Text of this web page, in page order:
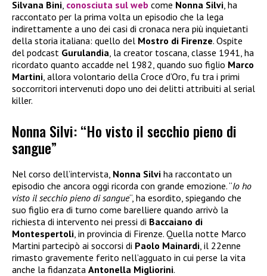
Silvana Bini, conosciuta sul web come Nonna Silvi, ha
raccontato per la prima volta un episodio che la lega
indirettamente a uno dei casi di cronaca nera più inquietanti
della storia italiana: quello del Mostro di Firenze. Ospite
del podcast Gurulandia, la creator toscana, classe 1941, ha
ricordato quanto accadde nel 1982, quando suo figlio Marco
Martini, allora volontario della Croce d’Oro, fu tra i primi
soccorritori intervenuti dopo uno dei delitti attribuiti al serial
killer.
Nonna Silvi: “Ho visto il secchio pieno di
sangue”
Nel corso dell’intervista, Nonna Silvi ha raccontato un
episodio che ancora oggi ricorda con grande emozione. “Io ho
visto il secchio pieno di sangue“, ha esordito, spiegando che
suo figlio era di turno come barelliere quando arrivò la
richiesta di intervento nei pressi di Baccaiano di
Montespertoli , in provincia di Firenze. Quella notte Marco
Martini partecipò ai soccorsi di Paolo Mainardi , il 22enne
rimasto gravemente ferito nell’agguato in cui perse la vita
anche la fidanzata Antonella Migliorini.